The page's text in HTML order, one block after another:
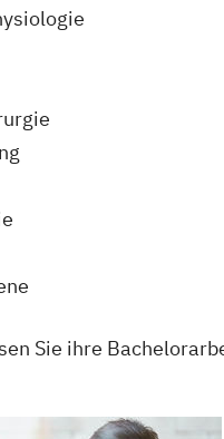
Sie ihre